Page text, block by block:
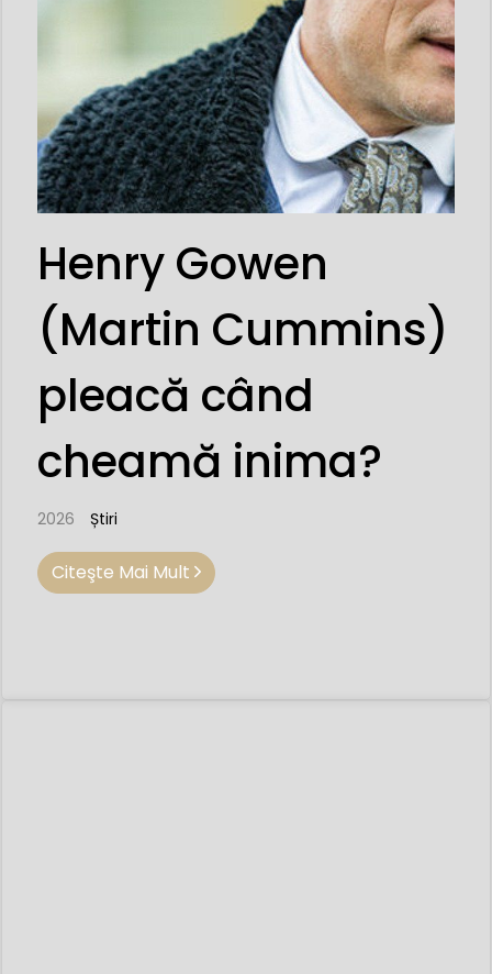
Henry Gowen
(Martin Cummins)
pleacă când
cheamă inima?
2026 Știri
Citeşte Mai Mult